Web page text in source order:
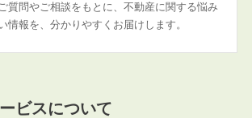
質問やご相談をもとに、不動産に関する悩み
情報を、分かりやすくお届けします。
ビスについて